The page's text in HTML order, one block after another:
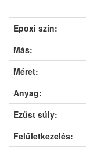
Epoxi szín:
Más:
Méret:
Anyag:
Ezüst súly:
Felületkezelés: